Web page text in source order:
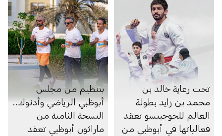
تحت رعاية خالد بن
محمد بن زايد بطولة
العالم للجوجيتسو تعقد
فعالياتها في أبوظبي من
بتنظيم من مجلس
أبوظبي الرياضي وأدنوك..
النسخة الثامنة من
ماراثون أبوظبي تعقد